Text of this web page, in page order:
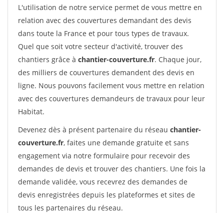
L'utilisation de notre service permet de vous mettre en
relation avec des couvertures demandant des devis
dans toute la France et pour tous types de travaux.
Quel que soit votre secteur d'activité, trouver des
chantiers grâce à chantier-couverture.fr. Chaque jour,
des milliers de couvertures demandent des devis en
ligne. Nous pouvons facilement vous mettre en relation
avec des couvertures demandeurs de travaux pour leur
Habitat.
Devenez dès à présent partenaire du réseau chantier-
couverture.fr, faites une demande gratuite et sans
engagement via notre formulaire pour recevoir des
demandes de devis et trouver des chantiers. Une fois la
demande validée, vous recevrez des demandes de
devis enregistrées depuis les plateformes et sites de
tous les partenaires du réseau.